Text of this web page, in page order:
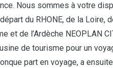
Nous sommes à votre
du RHONE, de la Loire,
et de l’Ardèche NEOPLAN
de tourisme pour un
part en voyage, a